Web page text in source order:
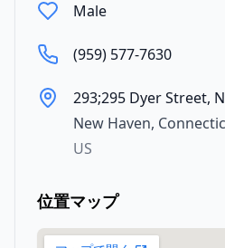
Male
(959) 577-7630
293;295 Dyer Street,
New Haven,
US
位置マップ